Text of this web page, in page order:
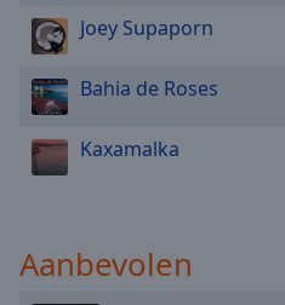
Joey Supaporn
Bahia de Roses
Kaxamalka
Aanbevolen